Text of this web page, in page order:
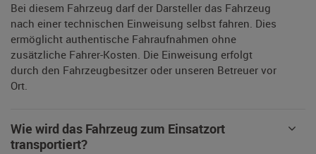
Bei diesem Fahrzeug darf der Darsteller das Fahrzeug
nach einer technischen Einweisung selbst fahren. Dies
ermöglicht authentische Fahraufnahmen ohne
zusätzliche Fahrer-Kosten. Die Einweisung erfolgt
durch den Fahrzeugbesitzer oder unseren Betreuer vor
Ort.
Wie wird das Fahrzeug zum Einsatzort
transportiert?